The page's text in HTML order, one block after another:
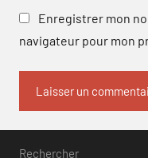
Enregistrer mon
navigateur pour mon
Rechercher